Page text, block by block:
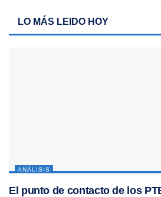
LO MÁS LEIDO HOY
ANÁLISIS
El punto de contacto de los